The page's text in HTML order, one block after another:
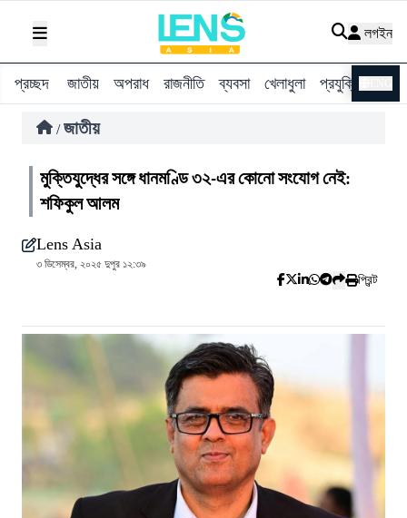
লগইন
প্রচ্ছদ জাতীয় অপরাধ রাজনীতি ব্যবসা খেলাধুলা প্রযুক্তি
/ জাতীয়
মুক্তিযুদ্ধের সঙ্গে ধানমণ্ডি ৩২-এর কোনো সংযোগ নেই:
শফিকুল আলম
Lens Asia
৩ ডিসেম্বর, ২০২৫ দুপুর ১২:৩৯
প্রিন্ট